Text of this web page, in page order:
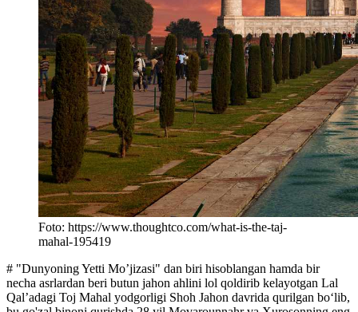
Foto: https://www.thoughtco.com/what-is-the-taj-
mahal-195419
# "Dunyoning Yetti Mo’jizasi" dan biri hisoblangan hamda bir
necha asrlardan beri butun jahon ahlini lol qoldirib kelayotgan Lal
Qal’adagi Toj Mahal yodgorligi Shoh Jahon davrida qurilgan bo‘lib,